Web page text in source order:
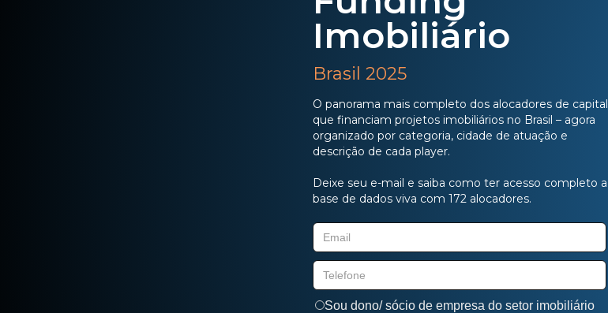
Imobiliário
Brasil 2025
O panorama mais completo dos alocadores de capital
que financiam projetos imobiliários no Brasil – agora
organizado por categoria, cidade de atuação e
descrição de cada player.
Deixe seu e-mail e saiba como ter acesso completo a
base de dados viva com 172 alocadores.
Sou dono/ sócio de empresa do setor imobiliário